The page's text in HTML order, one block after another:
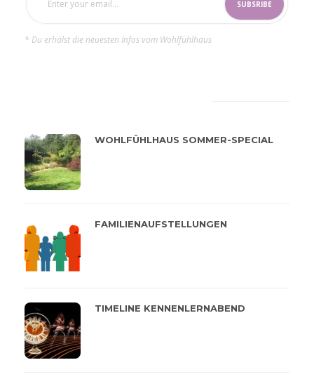
* Du erhälst die neuesten Infos vom Wohlfühlhaus
WOHLFÜHLHAUS SOMMER-SPECIAL
FAMILIENAUFSTELLUNGEN
TIMELINE KENNENLERNABEND